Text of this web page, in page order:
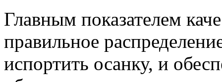
Главным показателем
правильное
испортить осанку, и